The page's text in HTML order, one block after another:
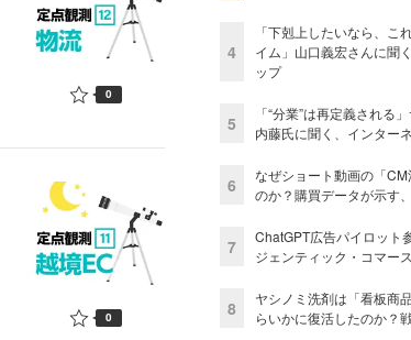
0
0
4
「下剋上したいなら、こ
イム」山口義宏さんに聞
ップ
5
「“分業”は再定義される
内藤氏に聞く、インター
6
なぜショート動画の「
のか？購買データが示す
7
ChatGPT広告パイロッ
ジェンティック・コマー
8
ヤシノミ洗剤は「看板商
らいかに復活したのか？